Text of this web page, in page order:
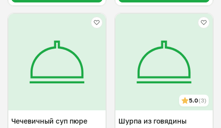
Чечевичный суп пюре
5.0(3)
Шурпа из говядины